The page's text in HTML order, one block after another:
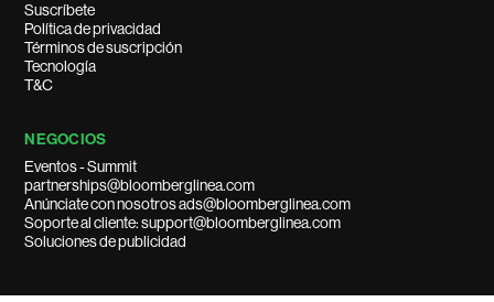
Suscríbete
Política de privacidad
Términos de suscripción
Tecnología
T&C
NEGOCIOS
Eventos - Summit
partnerships@bloomberglinea.com
Anúnciate con nosotros ads@bloomberglinea.com
Soporte al cliente: support@bloomberglinea.com
Soluciones de publicidad